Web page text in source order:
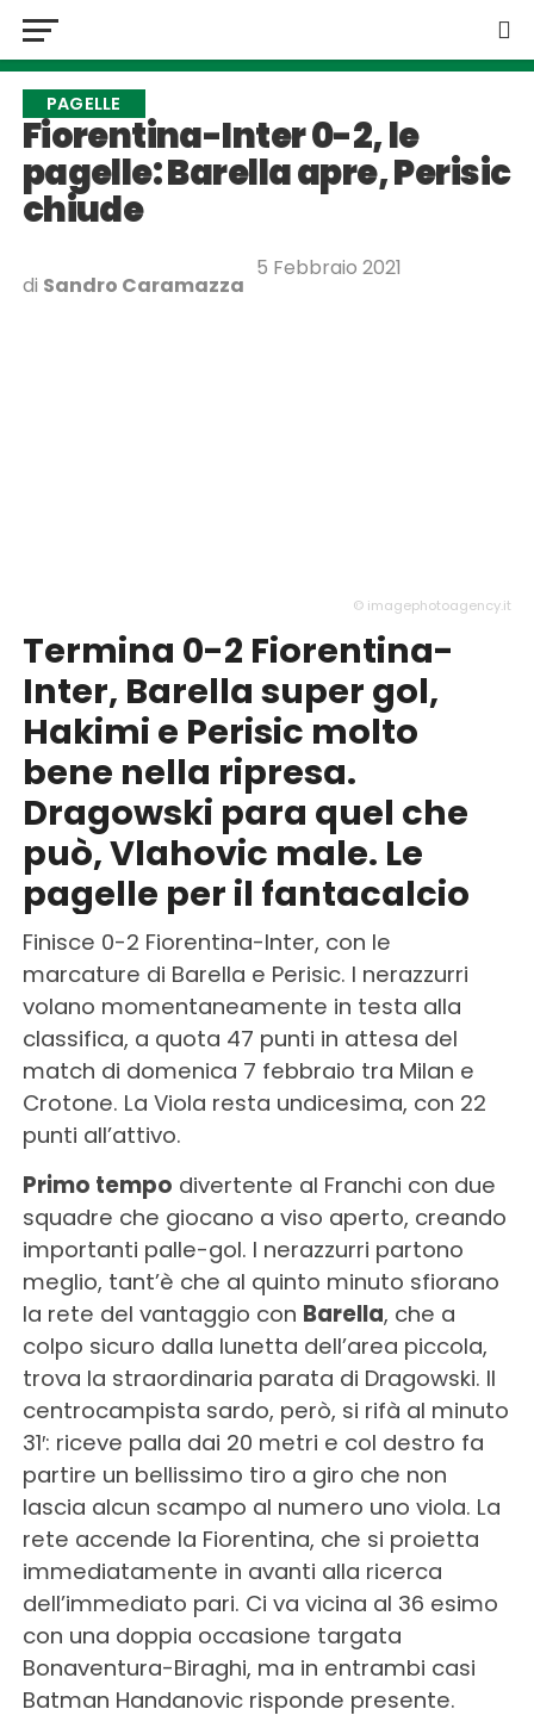
PAGELLE
Fiorentina-Inter 0-2, le
pagelle: Barella apre, Perisic
chiude
di Sandro Caramazza
5 Febbraio 2021
© imagephotoagency.it
Termina 0-2 Fiorentina-
Inter, Barella super gol,
Hakimi e Perisic molto
bene nella ripresa.
Dragowski para quel che
può, Vlahovic male. Le
pagelle per il fantacalcio
Finisce 0-2 Fiorentina-Inter, con le
marcature di Barella e Perisic. I nerazzurri
volano momentaneamente in testa alla
classifica, a quota 47 punti in attesa del
match di domenica 7 febbraio tra Milan e
Crotone. La Viola resta undicesima, con 22
punti all’attivo.
Primo tempo divertente al Franchi con due
squadre che giocano a viso aperto, creando
importanti palle-gol. I nerazzurri partono
meglio, tant’è che al quinto minuto sfiorano
la rete del vantaggio con Barella, che a
colpo sicuro dalla lunetta dell’area piccola,
trova la straordinaria parata di Dragowski. Il
centrocampista sardo, però, si rifà al minuto
31′: riceve palla dai 20 metri e col destro fa
partire un bellissimo tiro a giro che non
lascia alcun scampo al numero uno viola. La
rete accende la Fiorentina, che si proietta
immediatamente in avanti alla ricerca
dell’immediato pari. Ci va vicina al 36 esimo
con una doppia occasione targata
Bonaventura-Biraghi, ma in entrambi casi
Batman Handanovic risponde presente.